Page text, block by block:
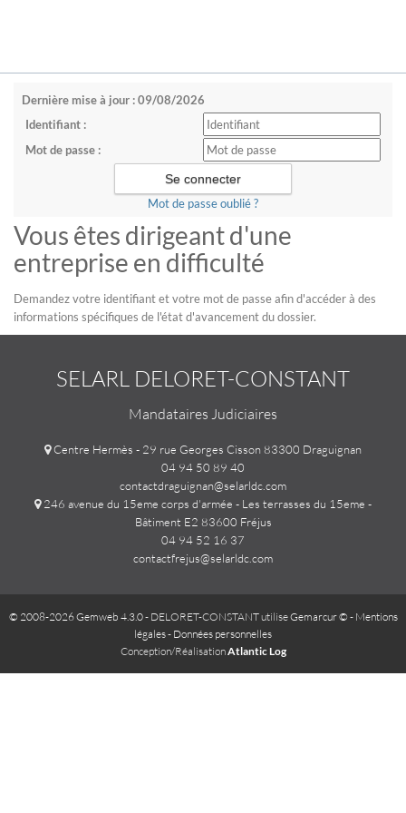
Dernière mise à jour : 09/08/2026
Identifiant :
Mot de passe :
Mot de passe oublié ?
Vous êtes dirigeant d'une
entreprise en difficulté
Demandez votre identifiant et votre mot de passe afin d'accéder à des
informations spécifiques de l'état d'avancement du dossier.
SELARL DELORET-CONSTANT
Mandataires Judiciaires
Centre Hermès - 29 rue Georges Cisson 83300 Draguignan
04 94 50 89 40
contactdraguignan@selarldc.com
246 avenue du 15eme corps d'armée - Les terrasses du 15eme -
Bâtiment E2 83600 Fréjus
04 94 52 16 37
contactfrejus@selarldc.com
© 2008-2026 Gemweb 4.3.0- DELORET-CONSTANT utiliseGemarcur © - Mentions
légales- Données personnelles
Conception/RéalisationAtlantic Log